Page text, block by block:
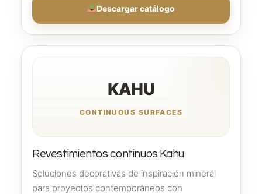
Descargar catálogo
KAHU
CONTINUOUS SURFACES
Revestimientos continuos Kahu
Soluciones decorativas de inspiración mineral
para proyectos contemporáneos con